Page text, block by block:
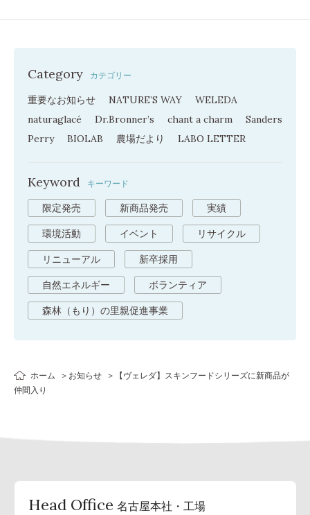
Category カテゴリー
重要なお知らせ NATURE’S WAY
WELEDA
naturaglacé
Dr.Bronner’s chant a charm
Sanders
Perry
BIOLAB 農場だより LABO LETTER
Keyword キーワード
限定発売 新商品発売 実績
環境活動 イベント リサイクル
リニューアル 新卒採用
自然エネルギー ボランティア
森林（もり）の里親促進事業
ホーム お知らせ
【ヴェレダ】スキンフードシリーズに新商品が
仲間入り
Head Office 名古屋本社・工場